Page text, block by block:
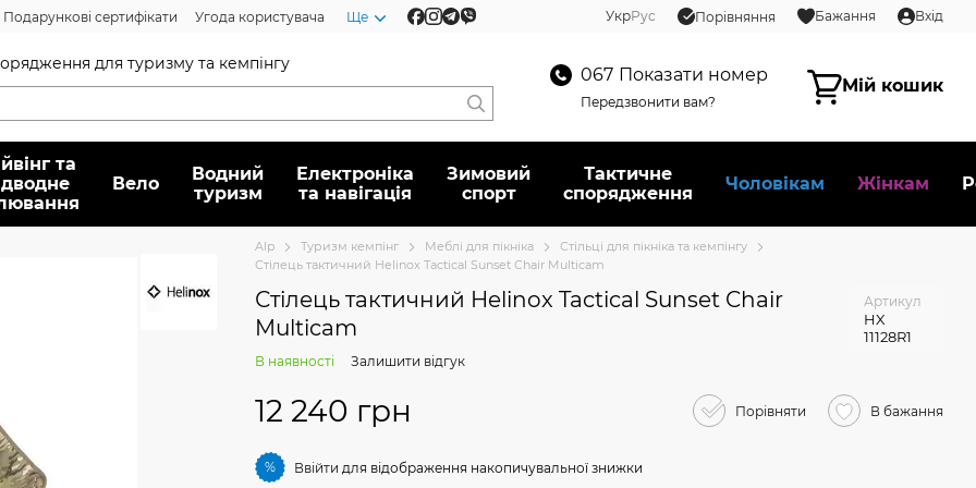
Подарункові сертифікати Угода користувача Ще УкрРус Порівняння Бажання Вхід
для туризму та кемпінгу
067 Показати номер
Передзвонити вам?
Мій кошик
та
Вело
Водний
туризм
Електроніка
та навігація
Зимовий
спорт
Тактичне
спорядження
Чоловікам Жінкам
Alp Туризм кемпінг Меблі для пікніка
Стільці для пікніка та кемпінгу
Стілець тактичний Helinox Tactical Sunset Chair Multicam
Стілець тактичний Helinox Tactical Sunset Chair
Multicam
Артикул
HX
11128R1
В наявності Залишити відгук
12 240 грн Порівняти В бажання
% Ввійти для відображення накопичувальної знижки